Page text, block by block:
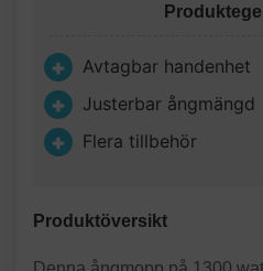
Avtagbar handenhet
Justerbar ångmängd
Flera tillbehör
Produktöversikt